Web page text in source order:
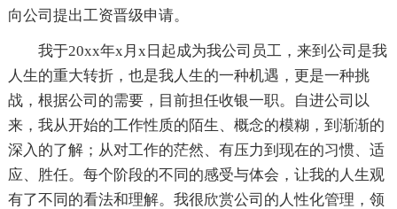
向公司提出工资晋级申请。
我于20xx年x月x日起成为我公司员工，来到公司是我
人生的重大转折，也是我人生的一种机遇，更是一种挑
战，根据公司的需要，目前担任收银一职。自进公司以
来，我从开始的工作性质的陌生、概念的模糊，到渐渐的
深入的了解；从对工作的茫然、有压力到现在的习惯、适
应、胜任。每个阶段的不同的感受与体会，让我的人生观
有了不同的看法和理解。我很欣赏公司的人性化管理，领